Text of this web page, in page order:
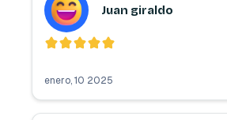
Juan giraldo
enero, 10 2025